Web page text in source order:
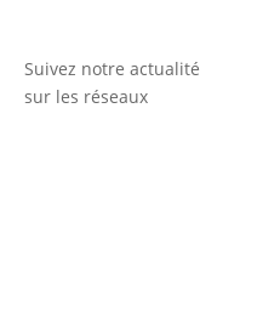
Suivez notre actualité
sur les réseaux